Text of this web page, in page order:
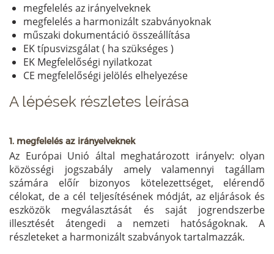
megfelelés az irányelveknek
megfelelés a harmonizált szabványoknak
műszaki dokumentáció összeállítása
EK típusvizsgálat ( ha szükséges )
EK Megfelelőségi nyilatkozat
CE megfelelőségi jelölés elhelyezése
A lépések részletes leírása
1. megfelelés az irányelveknek
Az Európai Unió által meghatározott irányelv: olyan
közösségi jogszabály amely valamennyi tagállam
számára előír bizonyos kötelezettséget, elérendő
célokat, de a cél teljesítésének módját, az eljárások és
eszközök megválasztását és saját jogrendszerbe
illesztését átengedi a nemzeti hatóságoknak. A
részleteket a harmonizált szabványok tartalmazzák.